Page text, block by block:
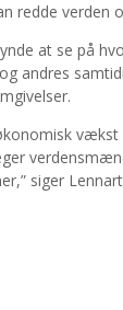
redde verden
at se på
andres
siger